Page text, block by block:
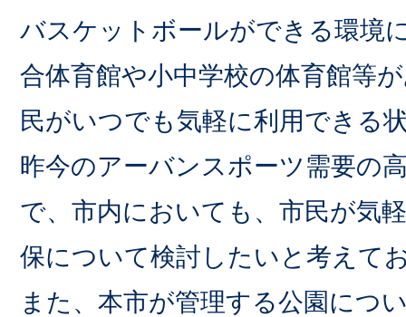
バスケットボールができる環境
合体育館や小中学校の体育館等
民がいつでも気軽に利用できる
昨今のアーバンスポーツ需要の
で、市内においても、市民が気
保について検討したいと考えて
また、本市が管理する公園につ